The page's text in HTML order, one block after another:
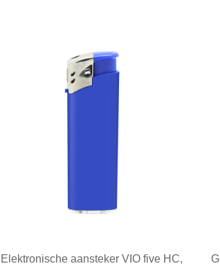
Minimale afname: 100
Elektronische aansteker VIO five HC,